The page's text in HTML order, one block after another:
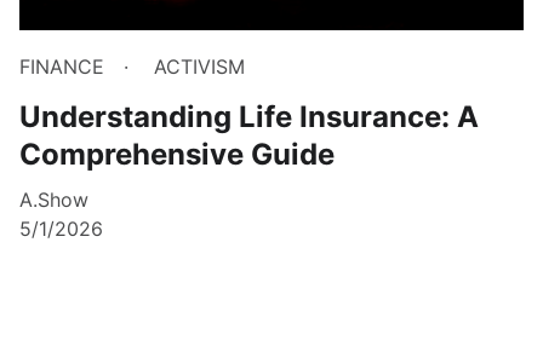
FINANCE ACTIVISM
Understanding Life Insurance: A
Comprehensive Guide
A.Show
5/1/2026